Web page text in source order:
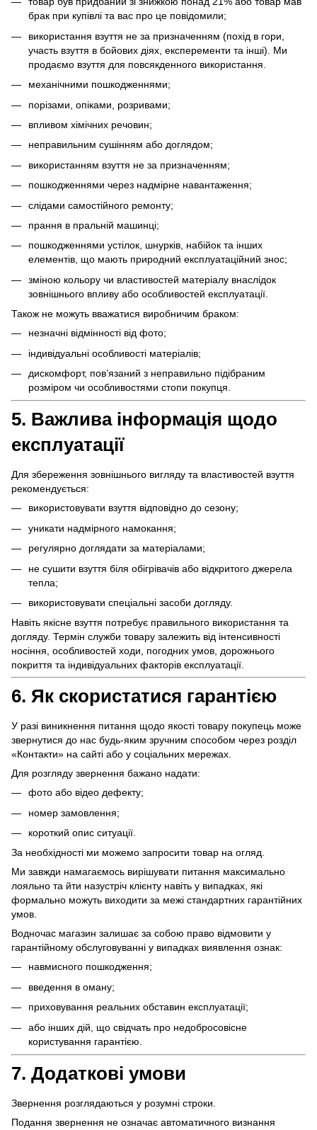
брак при купівлі та вас про це повідомили;
використання взуття не за призначенням (похід в гори,
участь взуття в бойових діях, експеременти та інші). Ми
продаємо взуття для повсякденного використання.
механічними пошкодженнями;
порізами, опіками, розривами;
впливом хімічних речовин;
неправильним сушінням або доглядом;
використанням взуття не за призначенням;
пошкодженнями через надмірне навантаження;
слідами самостійного ремонту;
прання в пральній машинці;
пошкодженнями устілок, шнурків, набійок та інших
елементів, що мають природний експлуатаційний знос;
зміною кольору чи властивостей матеріалу внаслідок
зовнішнього впливу або особливостей експлуатації.
Також не можуть вважатися виробничим браком:
незначні відмінності від фото;
індивідуальні особливості матеріалів;
дискомфорт, пов’язаний з неправильно підібраним
розміром чи особливостями стопи покупця.
5. Важлива інформація щодо
експлуатації
Для збереження зовнішнього вигляду та властивостей взуття
рекомендується:
використовувати взуття відповідно до сезону;
уникати надмірного намокання;
регулярно доглядати за матеріалами;
не сушити взуття біля обігрівачів або відкритого джерела
тепла;
використовувати спеціальні засоби догляду.
Навіть якісне взуття потребує правильного використання та
догляду. Термін служби товару залежить від інтенсивності
носіння, особливостей ходи, погодних умов, дорожнього
покриття та індивідуальних факторів експлуатації.
6. Як скористатися гарантією
У разі виникнення питання щодо якості товару покупець може
звернутися до нас будь-яким зручним способом через розділ
«Контакти» на сайті або у соціальних мережах.
Для розгляду звернення бажано надати:
фото або відео дефекту;
номер замовлення;
короткий опис ситуації.
За необхідності ми можемо запросити товар на огляд.
Ми завжди намагаємось вирішувати питання максимально
лояльно та йти назустріч клієнту навіть у випадках, які
формально можуть виходити за межі стандартних гарантійних
умов.
Водночас магазин залишає за собою право відмовити у
гарантійному обслуговуванні у випадках виявлення ознак:
навмисного пошкодження;
введення в оману;
приховування реальних обставин експлуатації;
або інших дій, що свідчать про недобросовісне
користування гарантією.
7. Додаткові умови
Звернення розглядаються у розумні строки.
Подання звернення не означає автоматичного визнання